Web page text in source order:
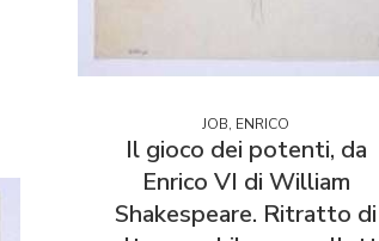
JOB, ENRICO
Il gioco dei potenti, da
Enrico VI di William
Shakespeare. Ritratto di